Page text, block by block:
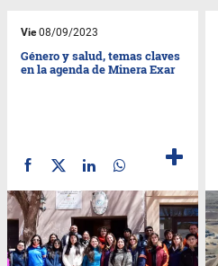
Vie08/09/2023
Género y salud, temas claves
en la agenda de Minera Exar